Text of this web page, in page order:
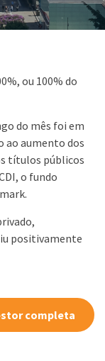
ou 100% do
do mês foi em
ao aumento dos
títulos públicos
o fundo
positivamente
completa